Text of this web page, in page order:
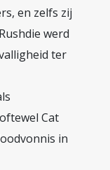
en zelfs zij
werd
ter
Cat
in